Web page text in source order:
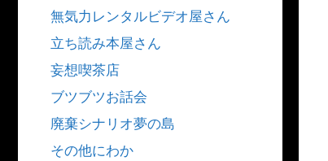
無気力レンタルビデオ屋さん
立ち読み本屋さん
妄想喫茶店
ブツブツお話会
廃棄シナリオ夢の島
その他にわか